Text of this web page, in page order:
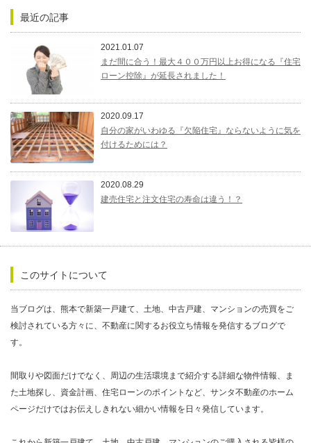
最近の記事
2021.01.07
まだ間に合う！最大４００万円以上お得になる『住宅
ローン控除』が延長されました！
2020.09.17
自分の家がいわゆる『欠陥住宅』ならないように気を
付けるためには？
2020.08.29
建売住宅と注文住宅の寿命は違う！？
このサイトについて
当ブログは、熊本で新築一戸建て、土地、中古戸建、マンションの売買をご
検討されている方々に、不動産に関するお役立ち情報を発信するブログで
す。
間取りや図面だけでなく、周辺の生活環境まで紹介する詳細な物件情報、ま
た土地探し、資金計画、住宅ローンのポイントなど、サンタ不動産のホーム
ページだけではお伝えしきれない細かい情報を日々発信しています。